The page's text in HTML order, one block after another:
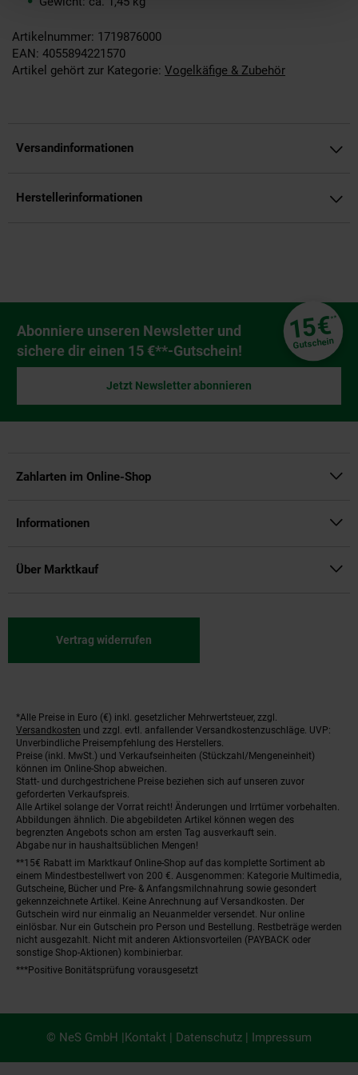
Artikelnummer: 1719876000
EAN: 4055894221570
Artikel gehört zur Kategorie: Vogelkäfige & Zubehör
Versandinformationen
Herstellerinformationen
Newsletter Anmeldung
Abonniere unseren Newsletter und
sichere dir einen 15 €**-Gutschein!
15€**
Gutschein
Jetzt Newsletter abonnieren
Zahlarten im Online-Shop
Informationen
Über Marktkauf
Vertrag widerrufen
Fußnoten
*Alle Preise in Euro (€) inkl. gesetzlicher Mehrwertsteuer, zzgl.
Versandkosten und zzgl. evtl. anfallender Versandkostenzuschläge. UVP:
Unverbindliche Preisempfehlung des Herstellers.
Preise (inkl. MwSt.) und Verkaufseinheiten (Stückzahl/Mengeneinheit)
können im Online-Shop abweichen.
Statt- und durchgestrichene Preise beziehen sich auf unseren zuvor
geforderten Verkaufspreis.
Alle Artikel solange der Vorrat reicht! Änderungen und Irrtümer vorbehalten.
Abbildungen ähnlich. Die abgebildeten Artikel können wegen des
begrenzten Angebots schon am ersten Tag ausverkauft sein.
Abgabe nur in haushaltsüblichen Mengen!
**15€ Rabatt im Marktkauf Online-Shop auf das komplette Sortiment ab
einem Mindestbestellwert von 200 €. Ausgenommen: Kategorie Multimedia,
Gutscheine, Bücher und Pre- & Anfangsmilchnahrung sowie gesondert
gekennzeichnete Artikel. Keine Anrechnung auf Versandkosten. Der
Gutschein wird nur einmalig an Neuanmelder versendet. Nur online
einlösbar. Nur ein Gutschein pro Person und Bestellung. Restbeträge werden
nicht ausgezahlt. Nicht mit anderen Aktionsvorteilen (PAYBACK oder
sonstige Shop-Aktionen) kombinierbar.
***Positive Bonitätsprüfung vorausgesetzt
© NeS GmbH |Kontakt | Datenschutz | Impressum